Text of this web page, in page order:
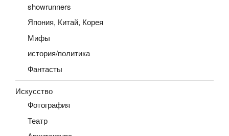
showrunners
Япония, Китай, Корея
Мифы
история/политика
Фантасты
Искусство
Фотография
Театр